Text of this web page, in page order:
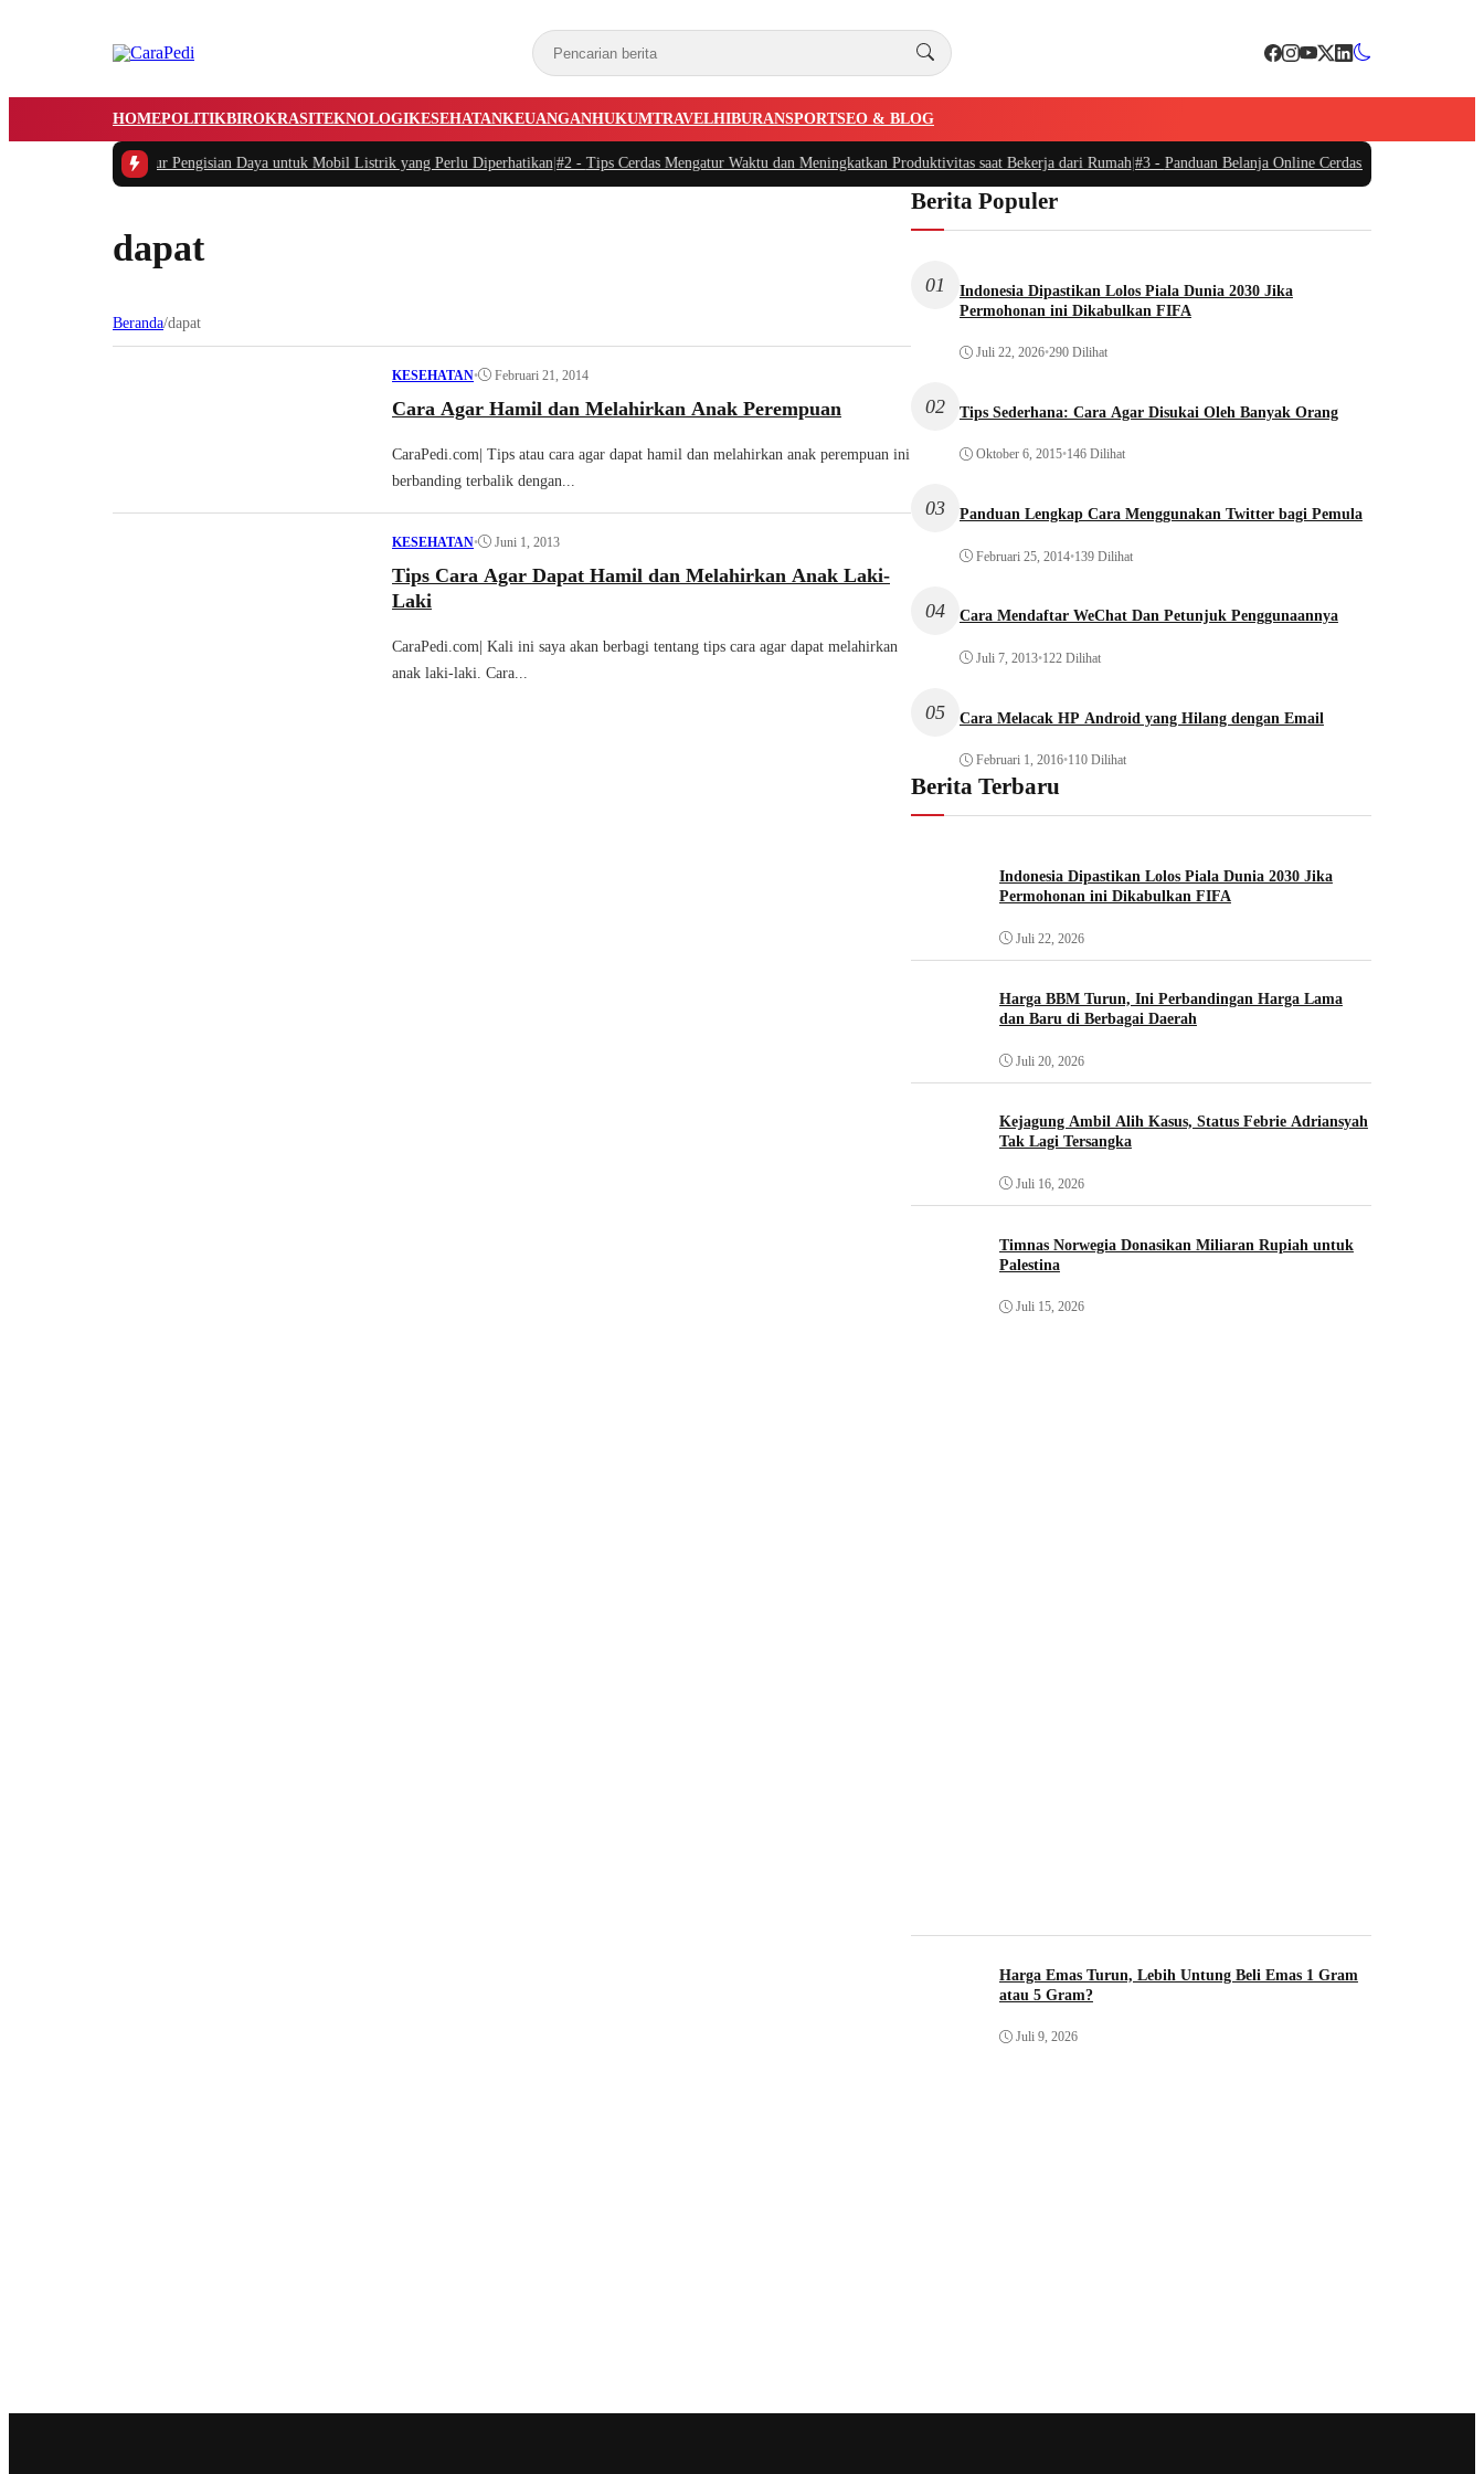
HOMEPOLITIKBIROKRASITEKNOLOGIKESEHATANKEUANGANHUKUMTRAVELHIBURANSPORTSEO & BLOG
Utama Infrastruktur Pengisian Daya untuk Mobil Listrik yang Perlu Diperhatikan|#2 -Tips Cerdas Mengatur Waktu dan Meningkatkan Produktivitas saat Bekerja dari Rumah|#3 -Panduan Belanja Online Cerdas: Pilih Produk
dapat
Beranda/dapat
KESEHATAN• Februari 21, 2014
Cara Agar Hamil dan Melahirkan Anak Perempuan
CaraPedi.com| Tips atau cara agar dapat hamil dan melahirkan anak perempuan ini
berbanding terbalik dengan...
KESEHATAN• Juni 1, 2013
Tips Cara Agar Dapat Hamil dan Melahirkan Anak Laki-
Laki
CaraPedi.com| Kali ini saya akan berbagi tentang tips cara agar dapat melahirkan
anak laki-laki. Cara...
Berita Populer
01
Indonesia Dipastikan Lolos Piala Dunia 2030 Jika
Permohonan ini Dikabulkan FIFA
Juli 22, 2026•290 Dilihat
02 Tips Sederhana: Cara Agar Disukai Oleh Banyak Orang
Oktober 6, 2015•146 Dilihat
03 Panduan Lengkap Cara Menggunakan Twitter bagi Pemula
Februari 25, 2014•139 Dilihat
04 Cara Mendaftar WeChat Dan Petunjuk Penggunaannya
Juli 7, 2013•122 Dilihat
05 Cara Melacak HP Android yang Hilang dengan Email
Februari 1, 2016•110 Dilihat
Berita Terbaru
Indonesia Dipastikan Lolos Piala Dunia 2030 Jika
Permohonan ini Dikabulkan FIFA
Juli 22, 2026
Harga BBM Turun, Ini Perbandingan Harga Lama
dan Baru di Berbagai Daerah
Juli 20, 2026
Kejagung Ambil Alih Kasus, Status Febrie Adriansyah
Tak Lagi Tersangka
Juli 16, 2026
Timnas Norwegia Donasikan Miliaran Rupiah untuk
Palestina
Juli 15, 2026
Harga Emas Turun, Lebih Untung Beli Emas 1 Gram
atau 5 Gram?
Juli 9, 2026